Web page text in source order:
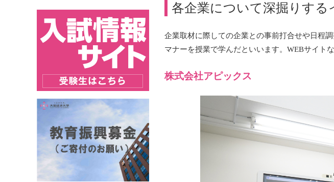
各企業について深掘りす
企業取材に際しての企業との事前打合せや日程
マナーを授業で学んだといいます。WEBサイト
株式会社アピックス